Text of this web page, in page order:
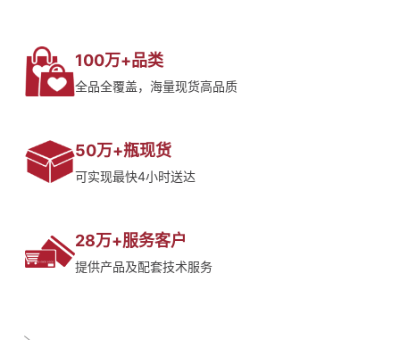
100万+品类
全品全覆盖，海量现货高品质
50万+瓶现货
可实现最快4小时送达
28万+服务客户
提供产品及配套技术服务